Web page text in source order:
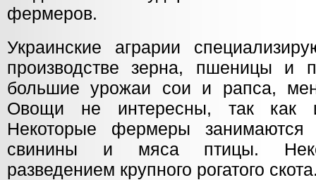
фермеров.
Украинские аграрии
производстве зерна, пшеницы и
большие урожаи сои и рапса,
Овощи не интересны, так как
Некоторые фермеры занимаются
свинины и мяса птицы.
разведением крупного рогатого